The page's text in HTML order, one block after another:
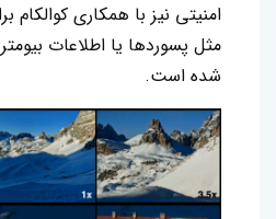
امنیتی نیز با همکاری کوالکام
مثل پسوردها یا اطلاعات
شده است.